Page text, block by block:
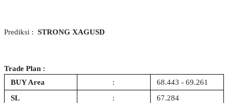
Prediksi : STRONG XAGUSD
Trade Plan :
BUY Area
:
68.443 - 69.261
SL
:
67.284